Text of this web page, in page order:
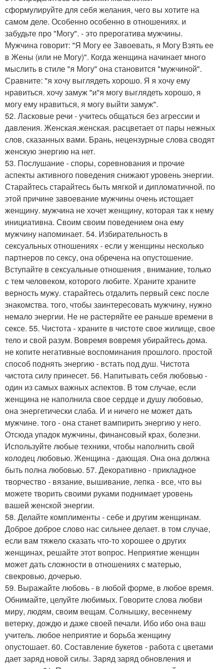
сформулируйте для себя желания, чего вы хотите на
самом деле. Особенно особенно в отношениях. и
забудьте про "Могу". - это прерогатива мужчины.
Мужчина говорит: "Я Могу ее Завоевать, я Могу Взять ее
в Жены (или не Могу)". Когда женщина начинает много
мыслить в стиле "я Могу" она становится "мужчиной".
Сравните: "я хочу выглядеть хорошо. Я я хочу ему
нравиться. хочу замуж "и"я могу выглядеть хорошо, я
могу ему нравиться, я могу выйти замуж".
52. Ласковые речи - учитесь общаться без агрессии и
давления. Женская.женская. расцветает от пары нежных
слов, сказанных вами. Брань, нецензурные слова сводят
женскую энергию на нет.
53. Послушание - споры, соревнования и прочие
аспекты активного поведения снижают уровень энергии.
Старайтесь старайтесь быть мягкой и дипломатичной. по
этой причине завоевание мужчины очень истощает
женщину. мужчина не хочет женщину, которая так к нему
инициативна. Своим своим поведением она ему
мужчину напоминает. 54. Избирательность в
сексуальных отношениях - если у женщины несколько
партнеров по сексу, она обречена на опустошение.
Вступайте в сексуальные отношения , внимание, только
с тем человеком, которого любите. Храните храните
верность мужу. старайтесь отдалить первый секс после
знакомства. того, чтобы заинтересовать мужчину, нужно
немало энергии. Не не растеряйте ее раньше времени в
сексе. 55. Чистота - храните в чистоте свое жилище, свое
тело и свой разум. Вовремя вовремя убирайтесь дома.
не копите негативные воспоминания прошлого. простой
способ поднять энергию - встать под душ. Чистота
чистота силу принесет. 56. Напитывать себя любовью -
один из самых важных аспектов. В том случае, если
женщина не наполнила свое сердце и душу любовью,
она энергетически слаба. И и ничего не может дать
мужчине. того - она станет вампирить энергию у него.
Отсюда упадок мужчины, финансовый крах, болезни.
Используйте любые техники, чтобы наполнить свой
колодец любовью. Женщина - дающая. Она она должна
быть полна любовью. 57. Декоративно - прикладное
творчество - вязание, вышивание, лепка - все, что вы
можете творить своими руками поднимает уровень
вашей женской энергии.
58. Делайте комплименты - себе и другим женщинам.
Доброе доброе слово нас сильнее делает. в том случае,
если вам тяжело сказать что-то хорошее о других
женщинах, решайте этот вопрос. Неприятие женщин
может дать сложности в отношениях с матерью,
свекровью, дочерью.
59. Выражайте любовь - в любой форме, в любое время.
Обнимайте, целуйте любимых. Говорите слова любви
миру, людям, своим вещам. Солнышку, весеннему
ветерку, дождю и даже своей печали. Ибо ибо она ваш
учитель. любое неприятие и борьба женщину
опустошает. 60. Составление букетов - работа с цветами
дает заряд новой силы. Заряд заряд обновления и